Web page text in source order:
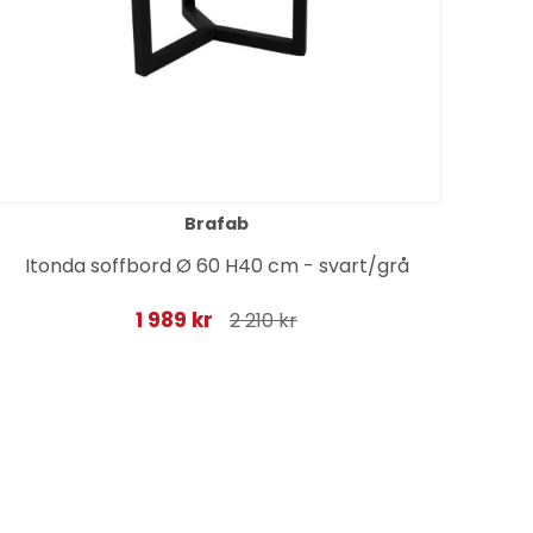
Brafab
Itonda soffbord Ø 60 H40 cm - svart/grå
1 989 kr 2 210 kr